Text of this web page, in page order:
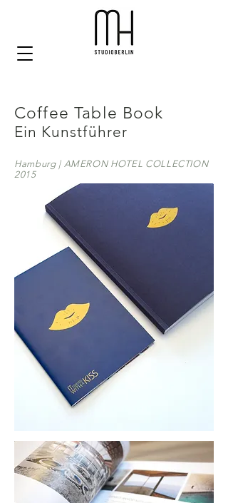
Coffee Table Book
Ein Kunstführer
Hamburg | AMERON HOTEL COLLECTION
2015